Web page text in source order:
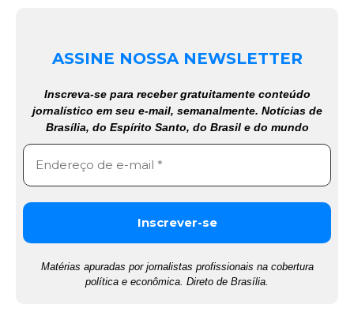
ASSINE NOSSA NEWSLETTER
Inscreva-se para receber gratuitamente conteúdo
jornalístico em seu e-mail, semanalmente. Notícias de
Brasília, do Espírito Santo, do Brasil e do mundo
Matérias apuradas por jornalistas profissionais na cobertura
política e econômica. Direto de Brasília.